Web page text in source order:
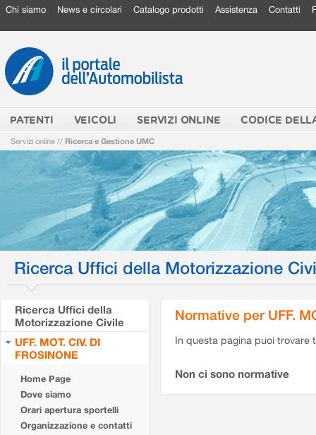
Chi siamo News e circolari Catalogo prodotti Assistenza Contatti
PATENTI VEICOLI SERVIZI ONLINE CODICE
Servizi online // Ricerca e Gestione UMC
Ricerca Uffici della Motorizzazione
Ricerca Uffici della
Motorizzazione Civile
UFF. MOT. CIV. DI
FROSINONE
Home Page
Dove siamo
Orari apertura sportelli
Organizzazione e contatti
Normative per UFF.
In questa pagina puoi
Non ci sono normative